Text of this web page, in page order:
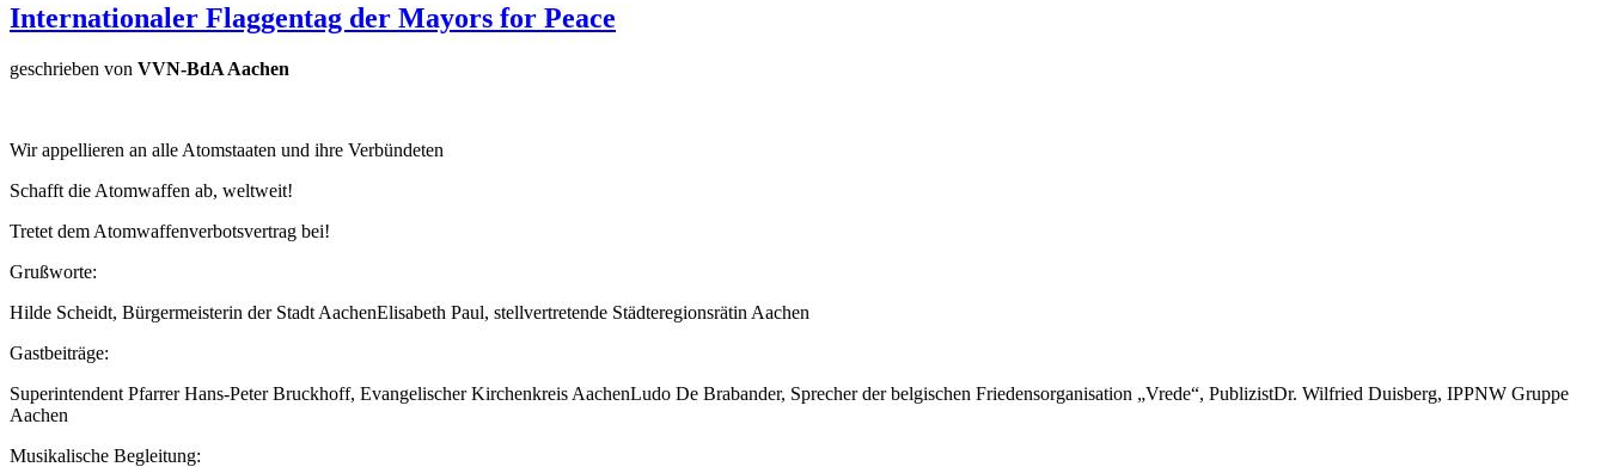
Internationaler Flaggentag der Mayors for Peace
geschrieben von VVN-BdA Aachen
Wir appellieren an alle Atomstaaten und ihre Verbündeten
Schafft die Atomwaffen ab, weltweit!
Tretet dem Atomwaffenverbotsvertrag bei!
Grußworte:
Hilde Scheidt, Bürgermeisterin der Stadt AachenElisabeth Paul, stellvertretende Städteregionsrätin Aachen
Gastbeiträge:
Superintendent Pfarrer Hans-Peter Bruckhoff, Evangelischer Kirchenkreis AachenLudo De Brabander, Sprecher der belgischen Friedensorganisation „Vrede“, PublizistDr. Wilfried Duisberg, IPPNW Gruppe
Aachen
Musikalische Begleitung: